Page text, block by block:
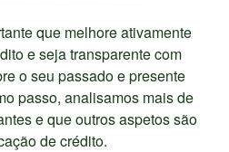
que melhore ativamente
e seja transparente com
o seu passado e presente
passo, analisamos mais de
e que outros aspetos são
de crédito.